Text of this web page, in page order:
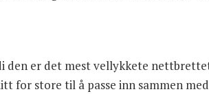
den er det mest vellykkete
store til å passe inn sammen